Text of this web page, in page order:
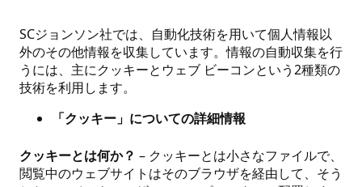
SCジョンソン社では、自動化技術を用いて個人情報以
外のその他情報を収集しています。情報の自動収集を行
うには、主にクッキーとウェブ ビーコンという2種類の
技術を利用します。
「クッキー」についての詳細情報
クッキーとは何か？ – クッキーとは小さなファイルで、
閲覧中のウェブサイトはそのブラウザを経由して、そう